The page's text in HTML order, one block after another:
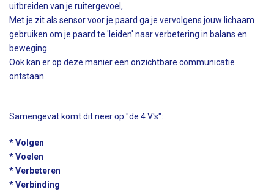
uitbreiden van je ruitergevoel,.
Met je zit als sensor voor je paard ga je vervolgens jouw lichaam
gebruiken om je paard te 'leiden' naar verbetering in balans en
beweging.
Ook kan er op deze manier een onzichtbare communicatie
ontstaan.
Samengevat komt dit neer op "de 4 V's":
* Volgen
* Voelen
* Verbeteren
* Verbinding